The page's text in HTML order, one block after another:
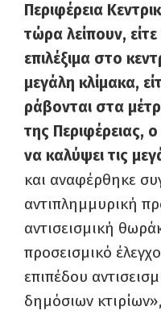
Περιφέρεια
τώρα λείπουν,
επιλέξιμα στο
μεγάλη κλίμακα,
ράβονται στα
της Περιφέρειας,
να καλύψει τις
και αναφέρθηκε
αντιπλημμυρική
αντισεισμική
προσεισμικό
επιπέδου
δημόσιων